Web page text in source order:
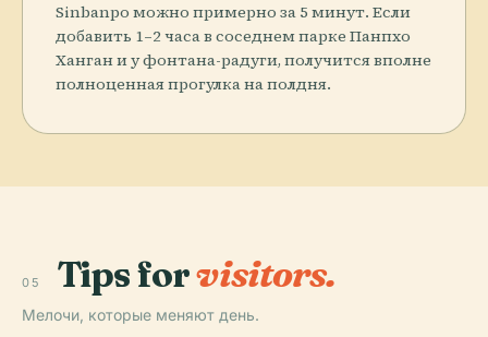
Sinbanpo можно примерно за 5 минут. Если
добавить 1–2 часа в соседнем парке Панпхо
Ханган и у фонтана-радуги, получится вполне
полноценная прогулка на полдня.
05 Tips forvisitors.
Мелочи, которые меняют день.